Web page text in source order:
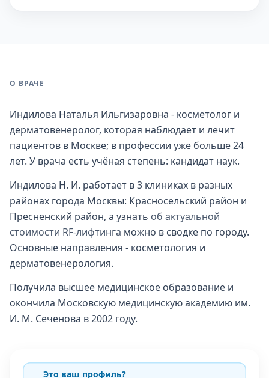
О ВРАЧЕ
Индилова Наталья Ильгизаровна - косметолог и
дерматовенеролог, которая наблюдает и лечит
пациентов в Москве; в профессии уже больше 24
лет. У врача есть учёная степень: кандидат наук.
Индилова Н. И. работает в 3 клиниках в разных
районах города Москвы: Красносельский район и
Пресненский район, а узнать об актуальной
стоимости RF-лифтинга можно в сводке по городу.
Основные направления - косметология и
дерматовенерология.
Получила высшее медицинское образование и
окончила Московскую медицинскую академию им.
И. М. Сеченова в 2002 году.
Это ваш профиль?